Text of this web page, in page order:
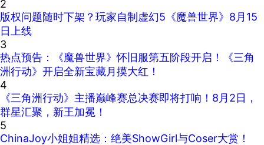
2
版权问题随时下架？玩家自制虚幻5《魔兽世界》8月15
日上线
3
热点预告：《魔兽世界》怀旧服第五阶段开启！《三角
洲行动》开启全新宝藏月摸大红！
4
《三角洲行动》主播巅峰赛总决赛即将打响！8月2日，
群星汇聚，新王加冕！
5
ChinaJoy小姐姐精选：绝美ShowGirl与Coser大赏！